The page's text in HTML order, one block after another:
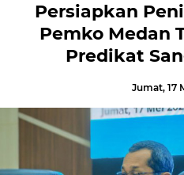
Persiapkan
Pemko Medan
Predikat
Jumat, 17